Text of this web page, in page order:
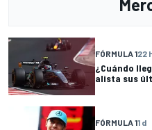
FÓRMULA 122
¿Cuándo
alista sus
FÓRMULA 11 d